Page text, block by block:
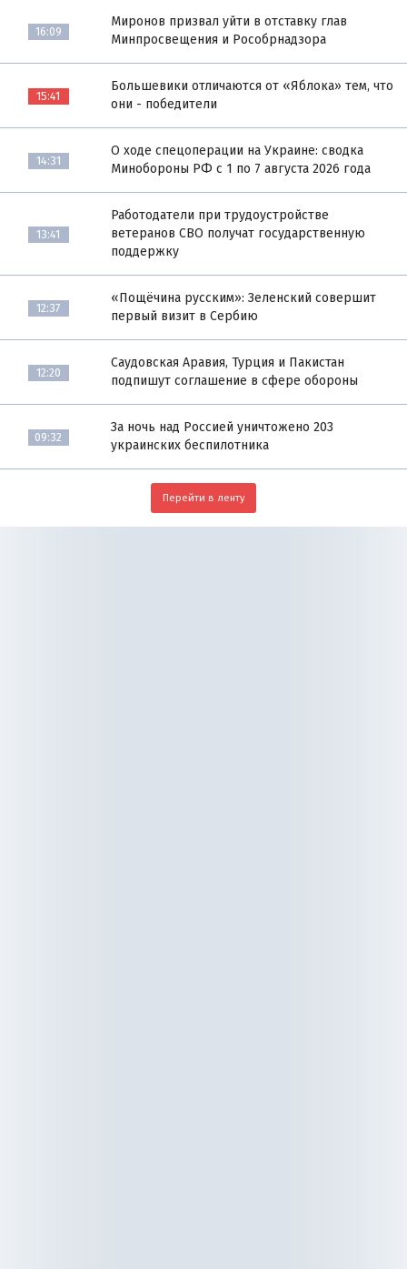
16:09
Миронов призвал уйти в отставку глав
Минпросвещения и Рособрнадзора
15:41
Большевики отличаются от «Яблока» тем, что
они - победители
14:31
О ходе спецоперации на Украине: сводка
Минобороны РФ с 1 по 7 августа 2026 года
13:41
Работодатели при трудоустройстве
ветеранов СВО получат государственную
поддержку
12:37
«Пощёчина русским»: Зеленский совершит
первый визит в Сербию
12:20
Саудовская Аравия, Турция и Пакистан
подпишут соглашение в сфере обороны
09:32
За ночь над Россией уничтожено 203
украинских беспилотника
Перейти в ленту